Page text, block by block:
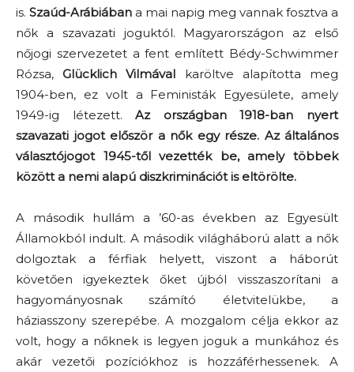
is. Szaúd-Arábiában a mai napig meg vannak fosztva a
nők a szavazati joguktól. Magyarországon az első
nőjogi szervezetet a fent említett Bédy-Schwimmer
Rózsa, Glücklich Vilmával karöltve alapította meg
1904-ben, ez volt a Feministák Egyesülete, amely
1949-ig létezett.Az országban 1918-ban nyert
szavazati jogot először a nők egy része. Az általános
választójogot 1945-től vezették be, amely többek
között a nemi alapú diszkriminációt is eltörölte.
A második hullám a ’60-as években az Egyesült
Államokból indult. A második világháború alatt a nők
dolgoztak a férfiak helyett, viszont a háborút
követően igyekeztek őket újból visszaszorítani a
hagyományosnak számító életvitelükbe, a
háziasszony szerepébe. A mozgalom célja ekkor az
volt, hogy a nőknek is legyen joguk a munkához és
akár vezetői pozíciókhoz is hozzáférhessenek. A